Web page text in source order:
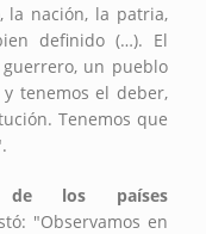
la nación, la patria,
definido (…). El
un pueblo
tenemos el deber,
Tenemos que
de los países
"Observamos en